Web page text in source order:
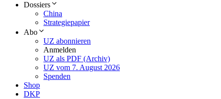
Dossiers
China
Strategiepapier
Abo
UZ abonnieren
Anmelden
UZ als PDF (Archiv)
UZ vom 7. August 2026
Spenden
Shop
DKP